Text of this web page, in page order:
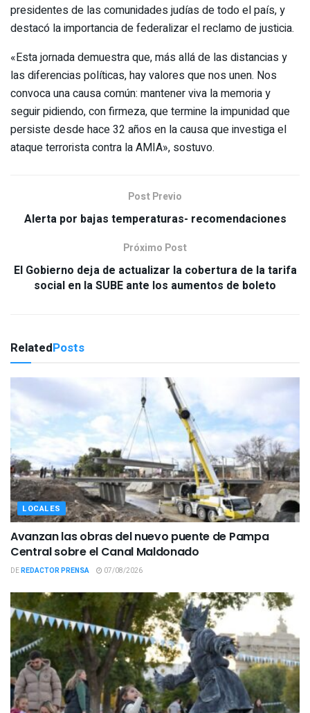
presidentes de las comunidades judías de todo el país, y
destacó la importancia de federalizar el reclamo de justicia.
«Esta jornada demuestra que, más allá de las distancias y
las diferencias políticas, hay valores que nos unen. Nos
convoca una causa común: mantener viva la memoria y
seguir pidiendo, con firmeza, que termine la impunidad que
persiste desde hace 32 años en la causa que investiga el
ataque terrorista contra la AMIA», sostuvo.
Post Previo
Alerta por bajas temperaturas- recomendaciones
Próximo Post
El Gobierno deja de actualizar la cobertura de la tarifa
social en la SUBE ante los aumentos de boleto
RelatedPosts
LOCALES
Avanzan las obras del nuevo puente de Pampa
Central sobre el Canal Maldonado
DEREDACTOR PRENSA 07/08/2026